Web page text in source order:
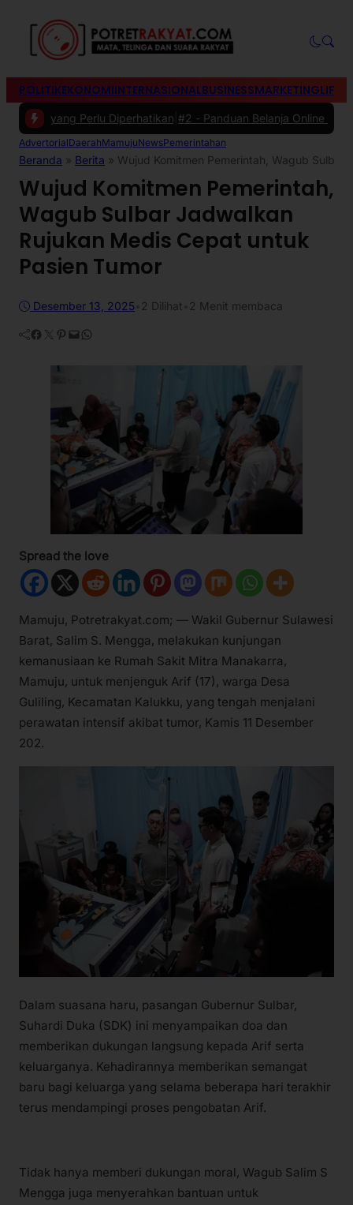
POLITIKEKONOMIINTERNASIONALBUSINESSMARKETING
Perlu Diperhatikan|#2 -Panduan Belanja Online Cerdas:
AdvertorialDaerahMamujuNewsPemerintahan
Beranda » Berita » Wujud Komitmen Pemerintah, Wagub
Wujud Komitmen Pemerintah,
Wagub Sulbar Jadwalkan
Rujukan Medis Cepat untuk
Pasien Tumor
Desember 13, 2025 2 Dilihat 2 Menit membaca
Facebook Twitter Pinterest Mail WhatsApp
Spread the love
Mamuju, Potretrakyat.com; — Wakil Gubernur Sulawesi
Barat, Salim S. Mengga, melakukan kunjungan
kemanusiaan ke Rumah Sakit Mitra Manakarra,
Mamuju, untuk menjenguk Arif (17), warga Desa
Guliling, Kecamatan Kalukku, yang tengah menjalani
perawatan intensif akibat tumor, Kamis 11 Desember
202.
Dalam suasana haru, pasangan Gubernur Sulbar,
Suhardi Duka (SDK) ini menyampaikan doa dan
memberikan dukungan langsung kepada Arif serta
keluarganya. Kehadirannya memberikan semangat
baru bagi keluarga yang selama beberapa hari terakhir
terus mendampingi proses pengobatan Arif.
Tidak hanya memberi dukungan moral, Wagub Salim S
Mengga juga menyerahkan bantuan untuk